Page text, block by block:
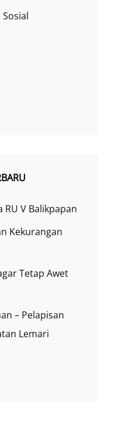
V Balikpapan
Kekurangan
Tetap Awet
– Pelapisan
Lemari